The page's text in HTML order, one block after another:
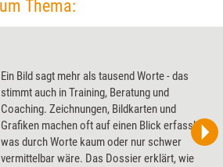
Thema:
Ein Bild sagt mehr als tausend Worte - das
stimmt auch in Training, Beratung und
Coaching. Zeichnungen, Bildkarten und
Grafiken machen oft auf einen Blick erfassbar,
was durch Worte kaum oder nur schwer
vermittelbar wäre. Das Dossier erklärt, wie